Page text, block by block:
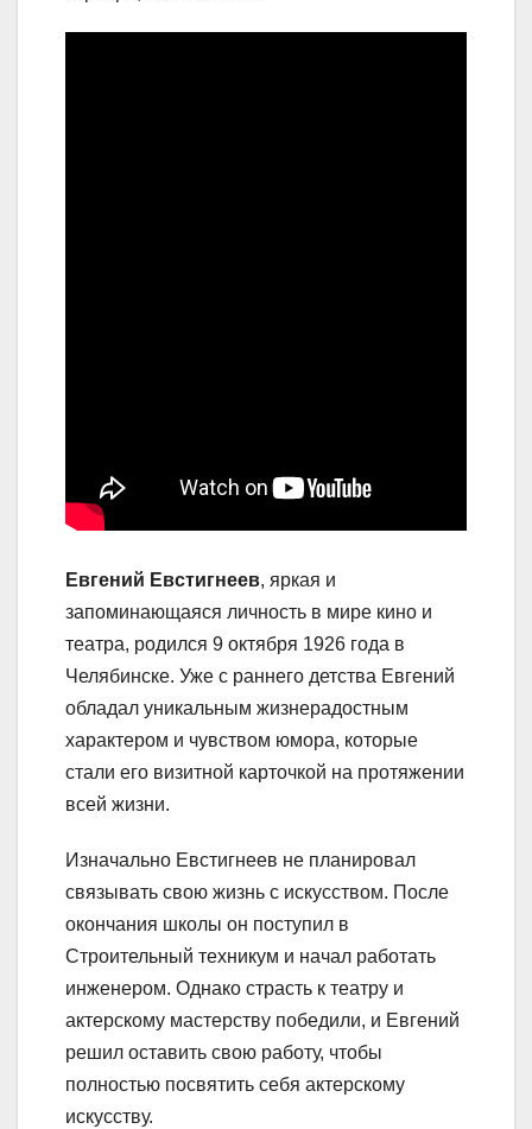
Евгений Евстигнеев, яркая и
запоминающаяся личность в мире кино и
театра, родился 9 октября 1926 года в
Челябинске. Уже с раннего детства Евгений
обладал уникальным жизнерадостным
характером и чувством юмора, которые
стали его визитной карточкой на протяжении
всей жизни.
Изначально Евстигнеев не планировал
связывать свою жизнь с искусством. После
окончания школы он поступил в
Строительный техникум и начал работать
инженером. Однако страсть к театру и
актерскому мастерству победили, и Евгений
решил оставить свою работу, чтобы
полностью посвятить себя актерскому
искусству.